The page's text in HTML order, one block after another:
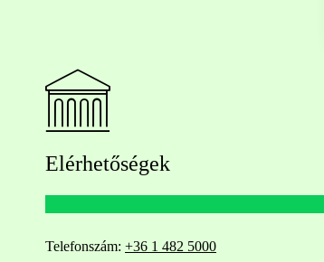
Elérhetőségek
Telefonszám: +36 1 482 5000